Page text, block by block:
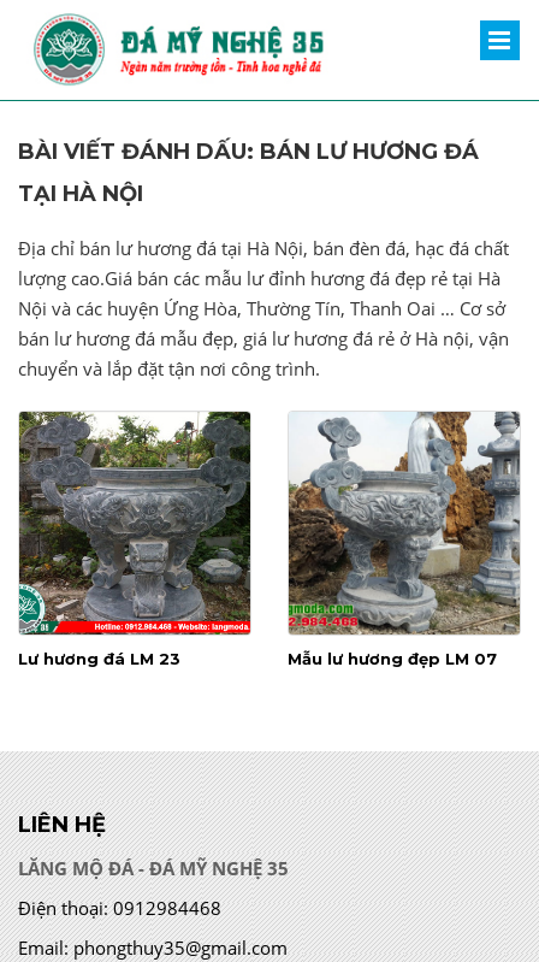
BÀI VIẾT ĐÁNH DẤU: BÁN LƯ HƯƠNG ĐÁ
TẠI HÀ NỘI
Địa chỉ bán lư hương đá tại Hà Nội, bán đèn đá, hạc đá chất
lượng cao.Giá bán các mẫu lư đỉnh hương đá đẹp rẻ tại Hà
Nội và các huyện Ứng Hòa, Thường Tín, Thanh Oai … Cơ sở
bán lư hương đá mẫu đẹp, giá lư hương đá rẻ ở Hà nội, vận
chuyển và lắp đặt tận nơi công trình.
Lư hương đá LM 23 Mẫu lư hương đẹp LM 07
LIÊN HỆ
LĂNG MỘ ĐÁ - ĐÁ MỸ NGHỆ 35
Điện thoại: 0912984468
Email: phongthuy35@gmail.com